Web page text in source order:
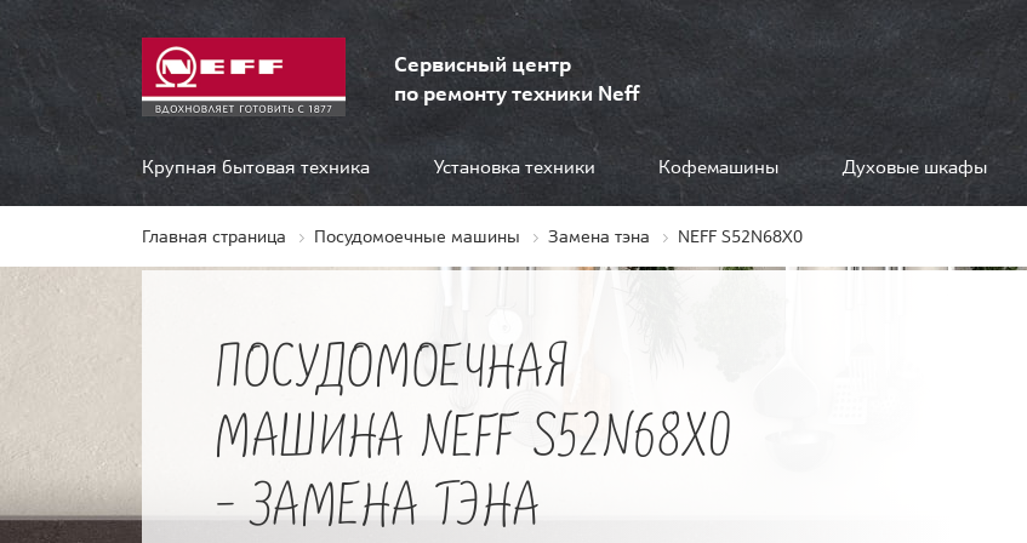
Сервисный центр
по ремонту техники Neff
Крупная бытовая техника Установка техники Кофемашины Духовые шкафы
Главная страница Посудомоечные машины Замена тэна NEFF S52N68X0
ПОСУДОМОЕЧНАЯ
МАШИНА NEFF S52N68X0
- ЗАМЕНА ТЭНА